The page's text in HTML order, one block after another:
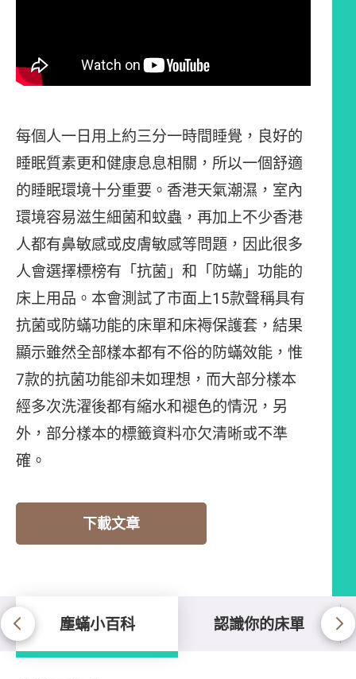
每個人一日用上約三分一時間睡覺，良好的
睡眠質素更和健康息息相關，所以一個舒適
的睡眠環境十分重要。香港天氣潮濕，室內
環境容易滋生細菌和蚊蟲，再加上不少香港
人都有鼻敏感或皮膚敏感等問題，因此很多
人會選擇標榜有「抗菌」和「防蟎」功能的
床上用品。本會測試了市面上15款聲稱具有
抗菌或防蟎功能的床單和床褥保護套，結果
顯示雖然全部樣本都有不俗的防蟎效能，惟
7款的抗菌功能卻未如理想，而大部分樣本
經多次洗濯後都有縮水和褪色的情況，另
外，部分樣本的標籤資料亦欠清晰或不準
確。
下載文章
塵蟎小百科 認識你的床單
塵蟎小百科